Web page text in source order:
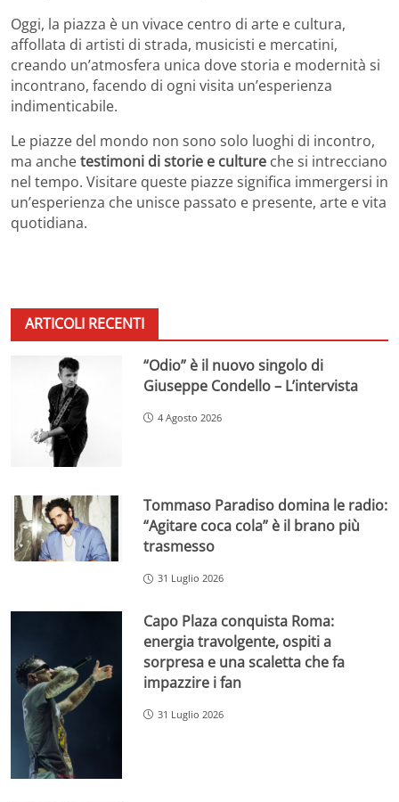
Oggi, la piazza è un vivace centro di arte e cultura,
affollata di artisti di strada, musicisti e mercatini,
creando un’atmosfera unica dove storia e modernità si
incontrano, facendo di ogni visita un’esperienza
indimenticabile.
Le piazze del mondo non sono solo luoghi di incontro,
ma anchetestimoni di storie e culture che si intrecciano
nel tempo. Visitare queste piazze significa immergersi in
un’esperienza che unisce passato e presente, arte e vita
quotidiana.
ARTICOLI RECENTI
“Odio” è il nuovo singolo di
Giuseppe Condello – L’intervista
4 Agosto 2026
Tommaso Paradiso domina le radio:
“Agitare coca cola” è il brano più
trasmesso
31 Luglio 2026
Capo Plaza conquista Roma:
energia travolgente, ospiti a
sorpresa e una scaletta che fa
impazzire i fan
31 Luglio 2026